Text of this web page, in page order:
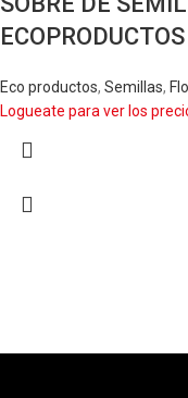
ECOPRODUCTOS
Eco productos, Semillas,
Logueate para ver los